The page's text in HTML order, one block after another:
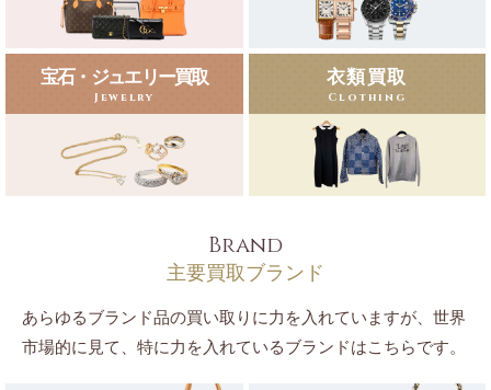
宝石・ジュエリー買取
Jewelry
衣類買取
Clothing
Brand
主要買取ブランド
あらゆるブランド品の買い取りに力を入れていますが、世界
市場的に見て、特に力を入れているブランドはこちらです。